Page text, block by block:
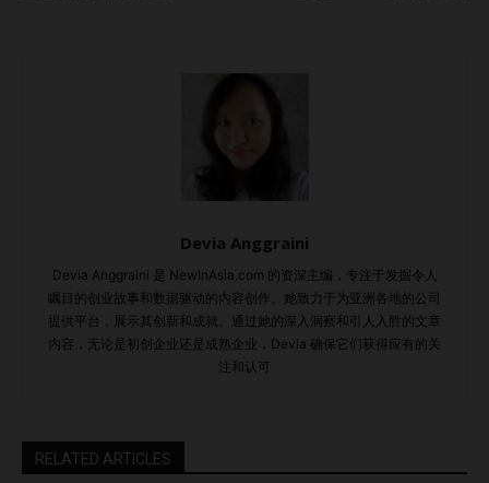
标，并在行业中留下持久的影响。 如果您想查看本文的英文
版本，请点击这里. 要点与 New In Asia 合作的优势增强媒体
Devia Anggraini
Devia Anggraini 是 NewInAsia.com 的资深主编，专注于发掘令人
瞩目的创业故事和数据驱动的内容创作。她致力于为亚洲各地的公司
提供平台，展示其创新和成就。通过她的深入洞察和引人入胜的文章
内容，无论是初创企业还是成熟企业，Devia 确保它们获得应有的关
注和认可
RELATED ARTICLES